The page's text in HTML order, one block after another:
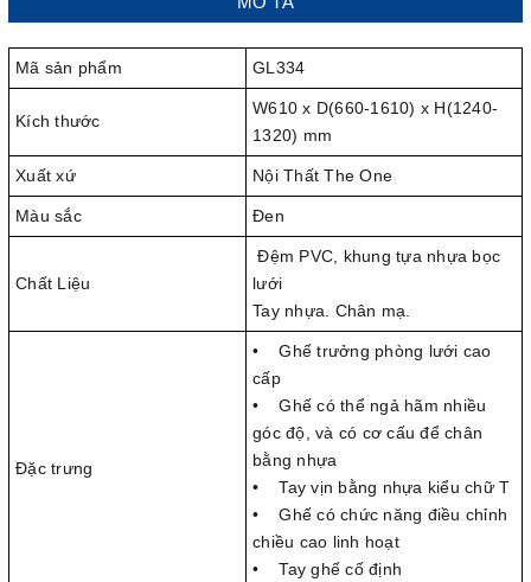
Mã sản phẩm GL334
Kích thước
W610 x D(660-1610) x H(1240-
1320) mm
Xuất xứ Nội Thất The One
Màu sắc Đen
Chất Liệu
Đệm PVC, khung tựa nhựa bọc
lưới
Tay nhựa. Chân mạ.
Đặc trưng
• Ghế trưởng phòng lưới cao
cấp
• Ghế có thể ngả hãm nhiều
góc độ, và có cơ cấu để chân
bằng nhựa
• Tay vịn bằng nhựa kiểu chữ T
• Ghế có chức năng điều chỉnh
chiều cao linh hoạt
• Tay ghế cố định